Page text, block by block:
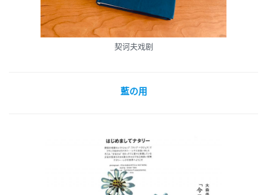
契诃夫戏剧
藍の用